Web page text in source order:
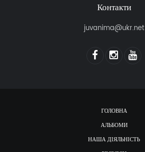
Контакти
juvanima@ukr.net
ГОЛОВНА
АЛЬБОМИ
НАША ДІЯЛЬНІСТЬ